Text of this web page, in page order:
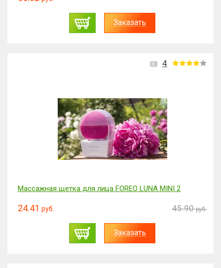
Заказать
4
Массажная щетка для лица FOREO LUNA MINI 2
24.41 руб. 45.90 руб.
Заказать